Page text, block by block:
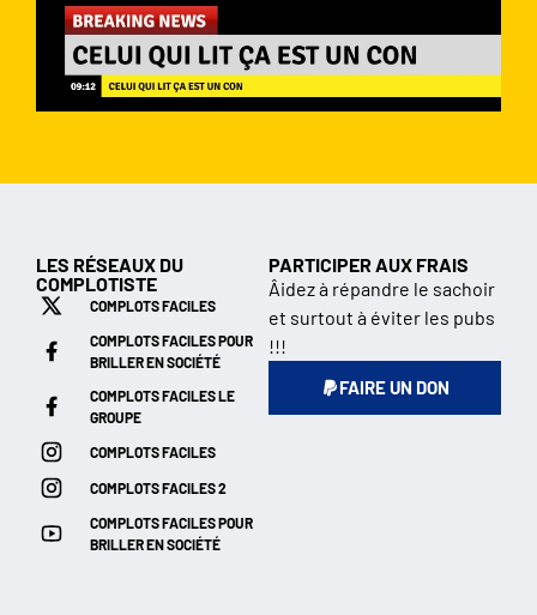
LES RÉSEAUX DU
COMPLOTISTE
COMPLOTS FACILES
COMPLOTS FACILES POUR
BRILLER EN SOCIÉTÉ
COMPLOTS FACILES LE
GROUPE
COMPLOTS FACILES
COMPLOTS FACILES 2
COMPLOTS FACILES POUR
BRILLER EN SOCIÉTÉ
PARTICIPER AUX FRAIS
Âidez à répandre le sachoir
et surtout à éviter les pubs
!!!
FAIRE UN DON